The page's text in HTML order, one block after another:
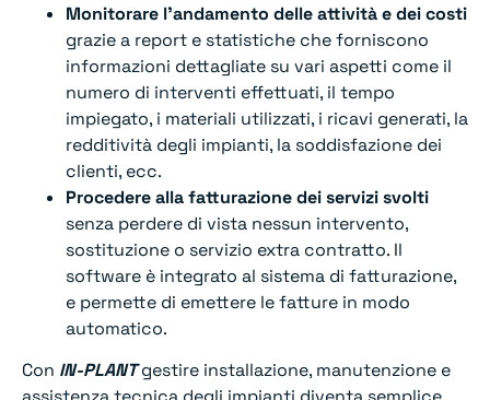
Monitorare l’andamento delle attività e dei costi
grazie a report e statistiche che forniscono
informazioni dettagliate su vari aspetti come il
numero di interventi effettuati, il tempo
impiegato, i materiali utilizzati, i ricavi generati, la
redditività degli impianti, la soddisfazione dei
clienti, ecc.
Procedere alla fatturazione dei servizi svolti
senza perdere di vista nessun intervento,
sostituzione o servizio extra contratto. Il
software è integrato al sistema di fatturazione,
e permette di emettere le fatture in modo
automatico.
Con IN-PLANTgestire installazione, manutenzione e